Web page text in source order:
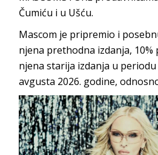
Čumiću i u Ušću.
Mascom je pripremio i
njena prethodna izdanja, 10%
njena starija izdanja u periodu
avgusta 2026. godine,